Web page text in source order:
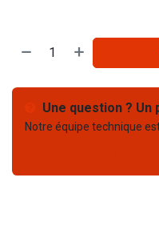
Une question ?
Notre équipe technique